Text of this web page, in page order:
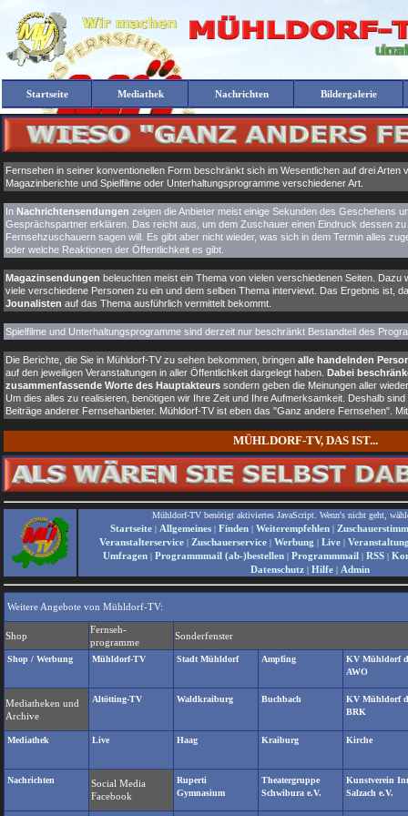
Startseite Mediathek Nachrichten Bildergalerie
Fernsehen in seiner konventionellen Form beschränkt sich im Wesentlichen auf drei Arten
Magazinberichte und Spielfilme oder Unterhaltungsprogramme verschiedener Art.
In Nachrichtensendungen zeigen die Anbieter meist einige Sekunden des Geschehens
Gesprächspartner erklären. Das reicht aus, um dem Zuschauer einen Eindruck dessen
Fernsehzuschauern sagen will. Es gibt aber nicht wieder, was sich in dem Termin alles
oder welche Reaktionen der Öffentlichkeit es gibt.
Magazinsendungen beleuchten meist ein Thema von vielen verschiedenen Seiten.
viele verschiedene Personen zu ein und dem selben Thema interviewt. Das Ergebnis ist,
Jounalisten auf das Thema ausführlich vermittelt bekommt.
Spielfilme und Unterhaltungsprogramme sind derzeit nur beschränkt Bestandteil des
Die Berichte, die Sie in Mühldorf-TV zu sehen bekommen, bringen alle handelnden
auf den jeweiligen Veranstaltungen in aller Öffentlichkeit dargelegt haben. Dabei
zusammenfassende Worte des Hauptakteurs sondern geben die Meinungen aller
Um dies alles zu realisieren, benötigen wir Ihre Zeit und Ihre Aufmerksamkeit. Deshalb
Beiträge anderer Fernsehanbieter. Mühldorf-TV ist eben das "Ganz andere Fernsehen".
MÜHLDORF-TV, DAS IST...
Mühldorf-TV benötigt aktiviertes JavaScript. Wenn's nicht geht,
Startseite | Allgemeines | Finden | Weiterempfehlen |
Veranstalterservice | Zuschauerservice | Werbung | Live |
Umfragen| Programmmail (ab-)bestellen| Programmmail | RSS|
Datenschutz| Hilfe| Admin
Weitere Angebote von Mühldorf-TV:
Shop
Fernseh-
programme
Sonderfenster
Shop / Werbung Mühldorf-TV Stadt Mühldorf Ampfing
KV Mühldorf
AWO
Mediatheken und
Archive
Altötting-TV Waldkraiburg Buchbach
KV Mühldorf
BRK
Mediathek Live Haag Kraiburg Kirche
Nachrichten
Social Media
Facebook
Ruperti
Gymnasium
Theatergruppe
Schwibura e.V.
Kunstverein
Salzach e.V.